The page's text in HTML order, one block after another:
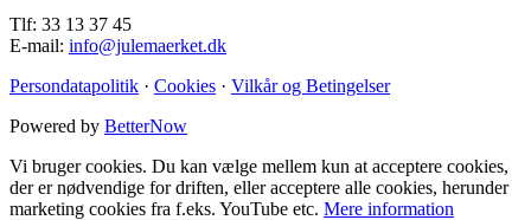
Tlf: 33 13 37 45
E-mail: info@julemaerket.dk
Persondatapolitik · Cookies · Vilkår og Betingelser
Powered by BetterNow
Vi bruger cookies. Du kan vælge mellem kun at acceptere cookies,
der er nødvendige for driften, eller acceptere alle cookies, herunder
marketing cookies fra f.eks. YouTube etc. Mere information